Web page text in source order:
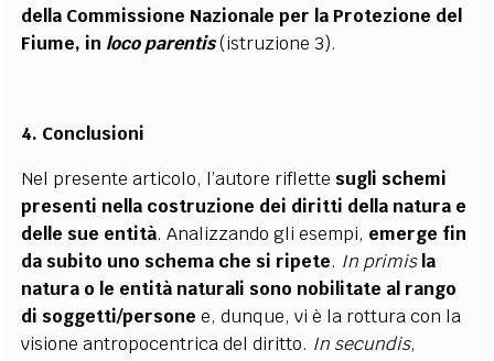
della Commissione Nazionale per la Protezione del
Fiume, in loco parentis(istruzione 3).
4. Conclusioni
Nel presente articolo, l’autore riflette sugli schemi
presenti nella costruzione dei diritti della natura e
delle sue entità. Analizzando gli esempi, emerge fin
da subito uno schema che si ripete. In primisla
natura o le entità naturali sono nobilitate al rango
di soggetti/persone e, dunque, vi è la rottura con la
visione antropocentrica del diritto. In secundis,